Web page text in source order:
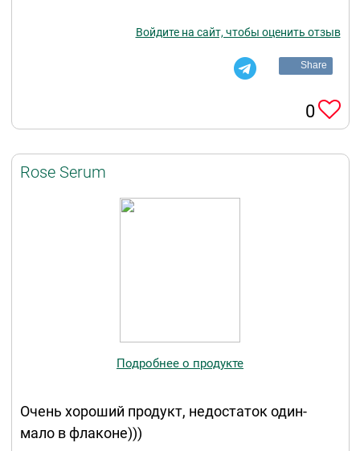
Войдите на сайт, чтобы оценить отзыв
Share
0
Rose Serum
Подробнее о продукте
Очень хороший продукт, недостаток один-
мало в флаконе)))